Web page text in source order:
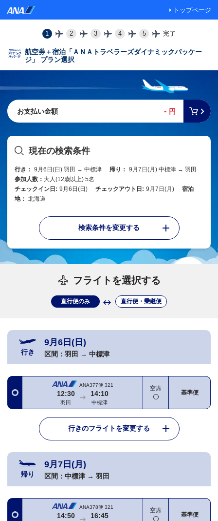
トップページ
1 2 3 4 5 完了
航空券＋宿泊「ＡＮＡトラベラーズダイナミックパッケー
ジ」 プラン選択
お支払い金額 - 円
現在の検索条件
行き： 9月6日(日) 羽田 → 中標津 帰り： 9月7日(月) 中標津 → 羽田
参加人数： 大人(12歳以上) 5名
チェックイン日: 9月6日(日) チェックアウト日: 9月7日(月)
宿泊
地： 北海道
検索条件を変更する
フライトを選択する
直行便のみ 直行便・乗継便
行き
9月6日(日)
区間： 羽田 → 中標津
ANA377便 321
12:30
羽田
14:10
中標津
空席
基準便
行きのフライトを変更する
帰り
9月7日(月)
区間： 中標津 → 羽田
ANA378便 321
14:50 16:45
空席
基準便